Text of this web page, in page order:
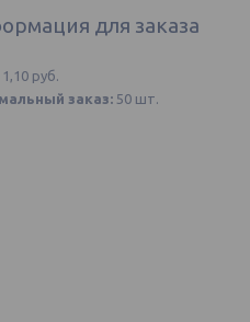
для заказа
1,10 руб.
заказ: 50 шт.